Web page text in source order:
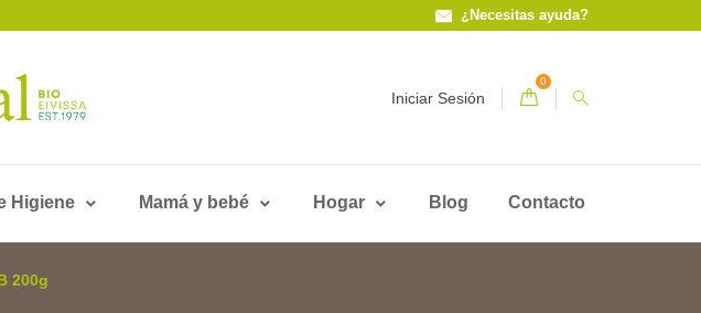
¿Necesitas ayuda?
Iniciar Sesión
0
Higiene Mamá y bebé Hogar Blog Contacto
200g